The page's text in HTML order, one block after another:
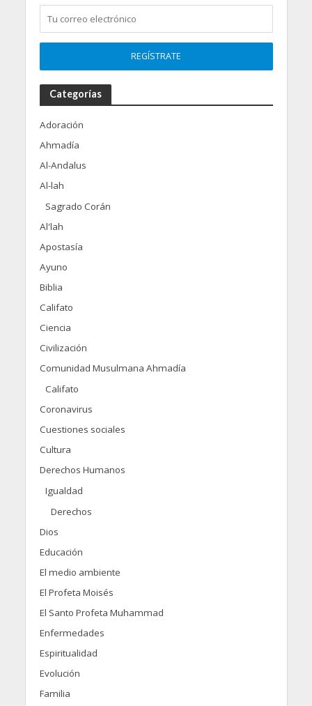
Categorías
Adoración
Ahmadía
Al-Andalus
Al-lah
Sagrado Corán
Al'lah
Apostasía
Ayuno
Biblia
Califato
Ciencia
Civilización
Comunidad Musulmana Ahmadía
Califato
Coronavirus
Cuestiones sociales
Cultura
Derechos Humanos
Igualdad
Derechos
Dios
Educación
El medio ambiente
El Profeta Moisés
El Santo Profeta Muhammad
Enfermedades
Espiritualidad
Evolución
Familia